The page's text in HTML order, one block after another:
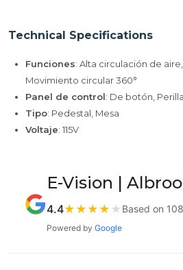
Technical Specifications
Funciones: Alta circulación de
Movimiento circular 360°
Panel de control: De botón, Perilla
Tipo: Pedestal, Mesa
Voltaje: 115V
E-Vision |
4.4★ ★ ★ ★ ★ Based on
Powered by Google